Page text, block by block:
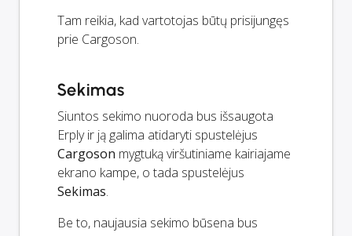
Tam reikia, kad vartotojas būtų prisijungęs
prie Cargoson.
Sekimas
Siuntos sekimo nuoroda bus išsaugota
Erply ir ją galima atidaryti spustelėjus
Cargoson mygtuką viršutiniame kairiajame
ekrano kampe, o tada spustelėjus
Sekimas.
Be to, naujausia sekimo būsena bus